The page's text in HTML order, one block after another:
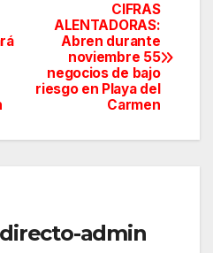
CIFRAS
ALENTADORAS:
Abren durante
noviembre 55
negocios de bajo
riesgo en Playa del
Carmen
admin